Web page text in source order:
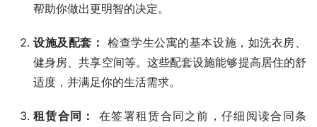
帮助你做出更明智的决定。
设施及配套： 检查学生公寓的基本设施，如洗衣房、
健身房、共享空间等。这些配套设施能够提高居住的舒
适度，并满足你的生活需求。
租赁合同：
在签署租赁合同之前，仔细阅读合同条